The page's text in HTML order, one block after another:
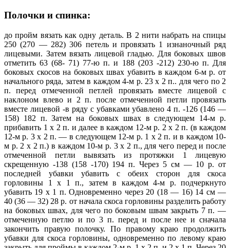
Полочки и спинка:
до пройм вязать как одну деталь. В 2 нити набрать на спицы
250 (270 — 282) 306 петель и провязать 1 изнаночный ряд
лицевыми. Затем вязать лицевой гладью. Для боковых швов
отметить 63 (68- 71) 77-ю п. и 188 (203 -212) 230-ю п. Для
боковых скосов на боковых швах убавить в каждом 6-м р. от
начального ряда, затем в каждом 4-м р. 23 х 2 п.. для чего по 2
п. перед отмеченной петлей провязать вместе лицевой с
наклоном влево и 2 п. после отмеченной петли провязать
вместе лицевой -в ряду с убавками убавлено 4 п. -126 (146 —
158) 182 п. Затем на боковых швах в следующем 14-м р.
прибавить 1 х 2 п. и далее в каждом 12-м р. 2 х 2 п. (в каждом
12-м р. 3 х 2 п. — в следующем 12-м р. 1 х 2 п. и в каждом 10-
м р. 2 х 2 п.) в каждом 10-м р. 3 х 2 п., для чего перед и после
отмеченной петли вывязать из протяжки 1 лицевую
скрещенную -138 (158 -170) 194 п. Через 5 см — 10 р. от
последней убавки убавить с обеих сторон для скоса
горловины 1 х 1 п., затем в каждом 4-м р. подчеркнуто
убавить 19 х 1 п. Одновременно через 20 (18 — 16) 14 см —
40 (36 — 32) 28 р. от начала скоса горловины разделить работу
на боковых швах, для чего по боковым швам закрыть 7 п. —
отмеченную петлю и по 3 п. перед и после нее и сначала
закончить правую полочку. По правому краю продолжить
убавки для скоса горловины, одновременно по левому краю